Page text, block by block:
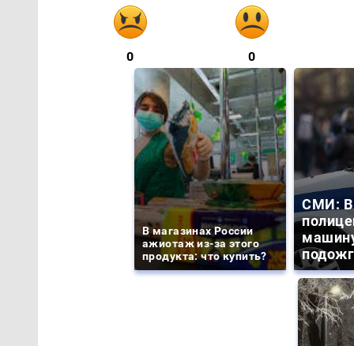
0 0
В магазинах России
ажиотаж из-за этого
продукта: что купить?
СМИ: В